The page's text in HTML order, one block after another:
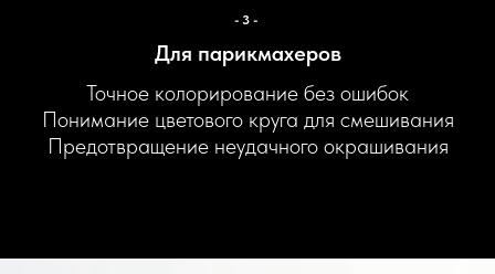
-3-
Для парикмахеров
Точное колорирование без ошибок
Понимание цветового круга для смешивания
Предотвращение неудачного окрашивания